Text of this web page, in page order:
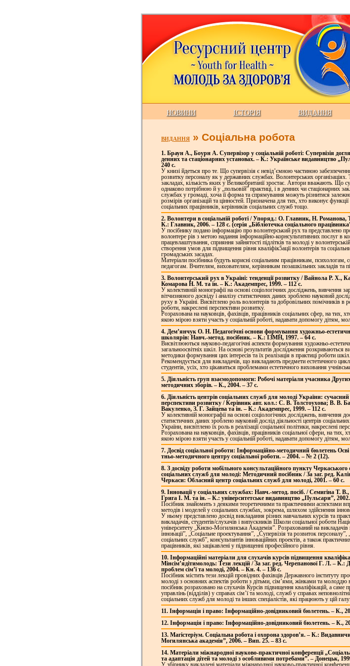
НОВИНИ ІСТОРІЯ ВИДАННЯ
ВИДАННЯ » Соціальна робота
1. Браун А., Боурн А. Супервізор у соціальній роботі: Супервізія
денних та стаціонарних установах. – К.: Українське видавництво
240 с.
У книзі йдеться про те. Що супервізія є невід’ємною частиною
розвитку персоналу як у державних службах. Волонтерських організаціях.
закладах, кількість яких у Великобританії зростає. Автори вважають. Що
однаково потрібною й у „польовій” практиці, і в денних чи стаціонарних
службах у громаді, хоча її форма та спрямування можуть різнитися
розмірів організацій та цінностей. Призначена для тих, хто виконує функції
соціальних працівників, керівників соціальних служб тощо.
2. Волонтери в соціальній роботі / Упоряд.: О. Главник, Н. Романова,
К.: Главник, 2006. – 128 с. (серія „Бібліотечка соціального
У посібнику подано інформацію про волонтерський рух та представлено
волонтере рів з метою надання інформаційно-корнсультативних послуг в
працевлаштування, сприяння зайнятості підлітків та молоді у волонтерській
створення умов для підвищення рівня кваліфік5ації волонтерів та
громадських засадах.
Матеріали посібника будуть корисні соціальним працівникам, психологам,
педагогам. Вчителям, вихователям, керівникам позашкільних закладів та
3. Волонтерський рух в Україні: тенденції розвитку / Вайнола Р. Х.,
Комарова Н. М. та ін. – К.: Академпрес, 1999. – 112 с.
У колективній монографії на основі соціологічних досліджень, вивчення
вітчизняного досвіду і аналізу статистичних даних зроблено науковий
руху в Україні. Висвітлено роль волонтерів та добровільних помічників в
роботи, накреслені перспективи розвитку.
Розрахована на науковців, фахівців, працівників соціальних сфер, на тих,
якою мірою взяти участь у соціальній роботі, надавати допомогу дітям,
4. Дем’янчук О. Н. Педагогічні основи формування художньо-
школярів: Навч.-метод. посібник. – К.: ІЗМН, 1997. – 64 с.
Висвітлюються науково-педагогічні аспекти формування художньо-
загальноосвітніх шкіл. На основі результатів дослідження розкриваються
методики формування цих інтересів та їх реалізація в практиці роботи шкіл.
Рекомендується для викладачів, що викладають предмети естетичного
студентів, усіх, хто цікавиться проблемами естетичного виховання
5. Діяльність груп взаємодопомоги: Робочі матеріали учасника
методичних зборів. – К., 2004. – 37 с.
6. Діяльність центрів соціальних служб для молоді України: сучасний
перспективи розвитку / Керівник авт. кол.: С. В. Толстоухова; В. В.
Вакуленко, З. Г. Зайцева та ін. – К.: Академпрес, 1999. – 112 с.
У колективній монографії на основі соціологічних досліджень, вивчення
статистичних даних зроблено науковий дослід діяльності центрів
України, висвітлено їх роль в реалізації соціальної політики, накреслені
Розрахована на науковців, фахівців, працівників соціальної сфери, на тих,
якою мірою взяти участь у соціальній роботі, надавати допомогу дітям,
7. Досвід соціальної роботи: Інформаційно-методичний бюлетень Осві
тньо-методичного центру соціальної роботи. – 2004. – № 2 (12).
8. З досвіду роботи мобільного консультаційного пункту Черкаського
соціальних служб для молоді: Методичний посібник / За заг. ред.
Черкаси: Обласний центр соціальних служб для молоді, 2001. – 60 с.
9. Інновації у соціальних службах: Навч.-метод. посіб. / Семигіна Т.
Грига І. М. та ін. – К.: університетське видавництво „Пульсари”,
Посібник знайомить з деякими теоретичними та практичними аспектами
методів і моделей у соціальних службах, зокрема, шляхом здійснення
У ньому представлено досвід викладання різних навчальних курсів та
викладачів, студентів/слухачів і випускників Школи соціальної роботи
університету „Києво-Могилянська Академія”. Розрахований на викладачів
інновації”, „Соціальне проектування”, „Супервізія та розвиток
соціальних служб”, консультантів інноваційних проектів, а також
працівників, які зацікавлені у підвищенні професійного рівня.
10. Інформаційні матеріали для слухачів курсів підвищення
Мінсім’ядітимолодь: Тези лекцій / За заг. ред. Черепанової Г. Л. – К.:
проблем сім’ї та молоді, 2004. – Кн. 4. – 136 с.
Посібник містить тези лекцій провідних фахівців Державного інституту
молоді з основних аспектів роботи з дітьми, сім’ями, жінками та молоддю
посібник розраховано на слухачів Курсів підвищення кваліфікацій, а саме
управлінь (відділів) у справах сім’ї та молоді, служб у справах
соціальних служб для молоді та інших спеціалістів, які працюють у цій
11. Інформація і право: Інформаційно-довідниковий бюлетень. – К.,
12. Інформація і право: Інформаційно-довідниковий бюлетень. – К.,
13. Магістеріум. Соціальна робота і охорона здоров’я. – К.:
Могилянська академія”, 2006. – Вип. 25. – 83 с.
14. Матеріали міжнародної науково-практичної конференції
та адаптація дітей та молоді з особливими потребами”. – Донецьк,
У збірнику викладені матеріали міжнародної науково-практичної